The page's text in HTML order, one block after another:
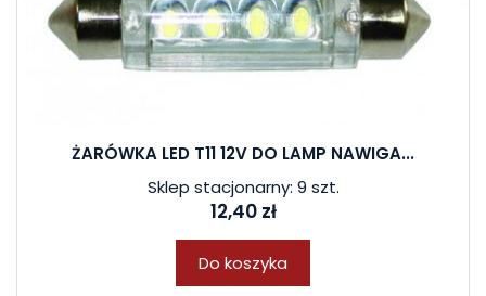
ŻARÓWKA LED T11 12V DO LAMP NAWIGA...
Sklep stacjonarny: 9 szt.
12,40 zł
Do koszyka